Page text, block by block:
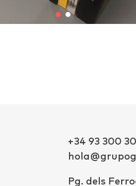
+34 93 300
Pg. dels